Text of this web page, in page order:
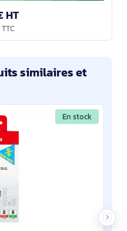
HT
similaires et
En stock